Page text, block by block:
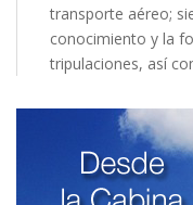
transporte aéreo;
conocimiento y la
tripulaciones, así